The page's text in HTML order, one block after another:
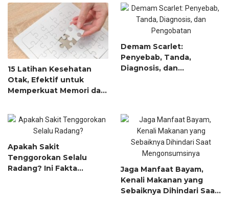
15 Latihan Kesehatan
Otak, Efektif untuk
Memperkuat Memori dan
Demam Scarlet:
Penyebab, Tanda,
Diagnosis, dan
Apakah Sakit
Tenggorokan Selalu
Radang? Ini Fakta
Jaga Manfaat Bayam,
Kenali Makanan yang
Sebaiknya Dihindari Saat